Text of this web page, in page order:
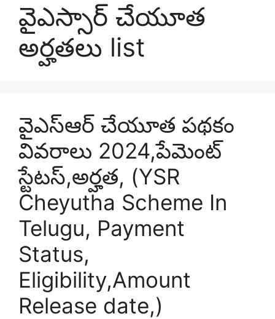
వైఎస్సార్ చేయూత
అర్హతలు list
వైఎస్ఆర్ చేయూత పథకం
వివరాలు 2024,పేమెంట్
స్టేటస్,అర్హత, (YSR
Cheyutha Scheme In
Telugu, Payment
Status,
Eligibility,Amount
Release date,)